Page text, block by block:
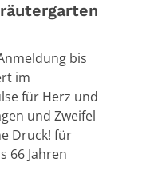
bis
im
für Herz und
und Zweifel
Druck! für
66 Jahren